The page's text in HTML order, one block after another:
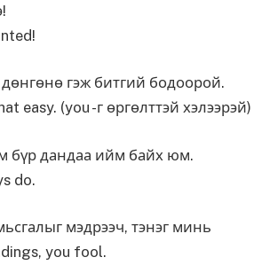
гэж битгий бодоорой.
easy. (you -г өргөлттэй хэлээрэй)
бүр дандаа ийм байх юм.
do.
мэдрээч, тэнэг минь
you fool.